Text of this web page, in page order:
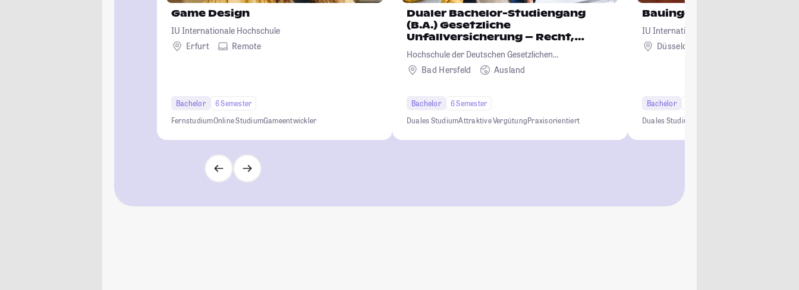
Game Design
IU Internationale Hochschule
Erfurt
Remote
Bachelor
6 Semester
FernstudiumOnline StudiumGameentwickler
Dualer Bachelor-Studiengang
(B.A.) Gesetzliche
Unfallversicherung – Recht,
Rehabilitation und Verwaltung
Hochschule der Deutschen Gesetzlichen
Unfallversicherung (HGU)
Bad Hersfeld Ausland
Bachelor
6 Semester
Duales StudiumAttraktive VergütungPraxisorientiert
Bauingenieurwesen
IU Internationale Hochschule
Düsseldorf + 7
Bachelor
Duales Studium